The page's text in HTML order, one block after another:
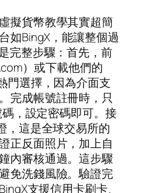
擬貨幣教學其實超簡
如BingX，能讓整個過
完整步驟：首先，前
）或下載他們的
門選擇，因為介面支
完成帳號註冊時，只
，設定密碼即可。接
，這是全球交易所的
正反面照片，加上自
內審核通過。這步驟
免洗錢風險。驗證完
支援信用卡刷卡、